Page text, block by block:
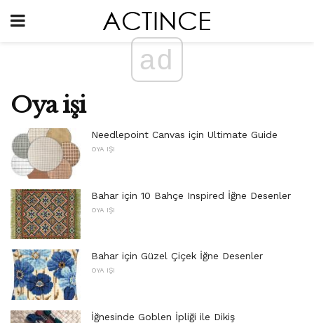
ad
Oya işi
Needlepoint Canvas için Ultimate Guide
OYA IŞI
Bahar için 10 Bahçe Inspired İğne Desenler
OYA IŞI
Bahar için Güzel Çiçek İğne Desenler
OYA IŞI
İğnesinde Goblen İpliği ile Dikiş